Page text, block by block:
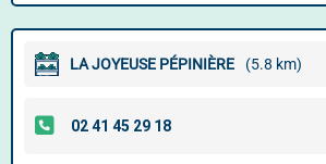
LA JOYEUSE PÉPINIÈRE (5.8 km)